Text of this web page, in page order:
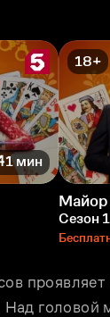
мин
18+
Майор
Сезон
проявляет
Над